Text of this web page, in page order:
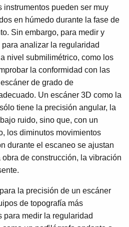
instrumentos pueden ser muy
en húmedo durante la fase de
Sin embargo, para medir y
analizar la regularidad
nivel submilimétrico, como los
la conformidad con las
de grado de
Un escáner 3D como la
tiene la precisión angular, la
ruido, sino que, con un
los diminutos movimientos
durante el escaneo se ajustan
de construcción, la vibración
la precisión de un escáner
de topografía más
medir la regularidad